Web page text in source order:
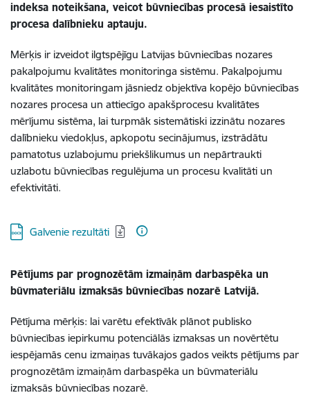
indeksa noteikšana, veicot būvniecības procesā iesaistīto
procesa dalībnieku aptauju.
Mērķis ir izveidot ilgtspējīgu Latvijas būvniecības nozares
pakalpojumu kvalitātes monitoringa sistēmu. Pakalpojumu
kvalitātes monitoringam jāsniedz objektīva kopējo būvniecības
nozares procesa un attiecīgo apakšprocesu kvalitātes
mērījumu sistēma, lai turpmāk sistemātiski izzinātu nozares
dalībnieku viedokļus, apkopotu secinājumus, izstrādātu
pamatotus uzlabojumu priekšlikumus un nepārtraukti
uzlabotu būvniecības regulējuma un procesu kvalitāti un
efektivitāti.
Lejupielādēt:
Galvenie rezultāti
Pētījums par prognozētām izmaiņām darbaspēka un
būvmateriālu izmaksās būvniecības nozarē Latvijā.
Pētījuma mērķis: lai varētu efektīvāk plānot publisko
būvniecības iepirkumu potenciālās izmaksas un novērtētu
iespējamās cenu izmaiņas tuvākajos gados veikts pētījums par
prognozētām izmaiņām darbaspēka un būvmateriālu
izmaksās būvniecības nozarē.